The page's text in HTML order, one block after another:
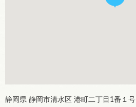
静岡県 静岡市清水区 港町二丁目1番１号